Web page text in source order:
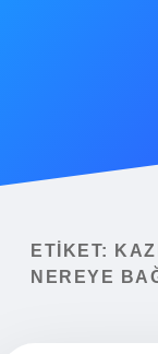
Yasal Uyarı
ETIKET:
NEREYE